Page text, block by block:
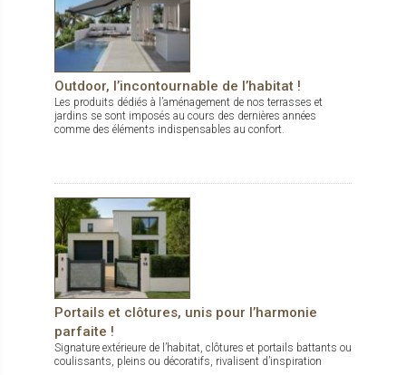
Outdoor, l’incontournable de l’habitat !
Les produits dédiés à l’aménagement de nos terrasses et
jardins se sont imposés au cours des dernières années
comme des éléments indispensables au confort.
Portails et clôtures, unis pour l’harmonie
parfaite !
Signature extérieure de l’habitat, clôtures et portails battants ou
coulissants, pleins ou décoratifs, rivalisent d’inspiration